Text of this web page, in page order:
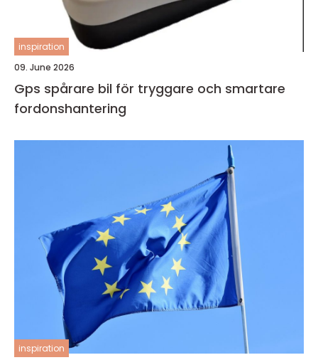
inspiration
09. June 2026
Gps spårare bil för tryggare och smartare
fordonshantering
inspiration